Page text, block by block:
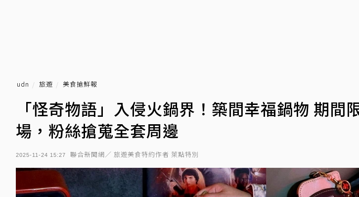
udn 旅遊 美食搶鮮報
「怪奇物語」入侵火鍋界！築間幸福鍋物 期間
場，粉絲搶蒐全套周邊
2025-11-24 15:27 聯合新聞網／ 旅遊美食特約作者 萊點特別